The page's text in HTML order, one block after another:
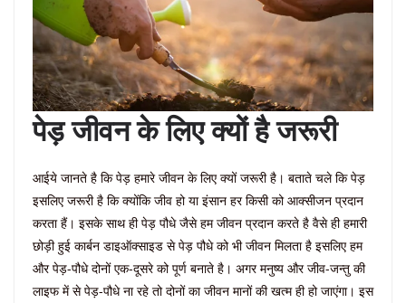
पेड़ जीवन के लिए क्यों है जरूरी
आईये जानते है कि पेड़ हमारे जीवन के लिए क्यों जरूरी है। बताते चले कि पेड़
इसलिए जरूरी है कि क्योंकि जीव हो या इंसान हर किसी को आक्सीजन प्रदान
करता हैं। इसके साथ ही पेड़ पौधे जैसे हम जीवन प्रदान करते है वैसे ही हमारी
छोड़ी हुई कार्बन डाइऑक्साइड से पेड़ पौधे को भी जीवन मिलता है इसलिए हम
और पेड़-पौधे दोनों एक-दूसरे को पूर्ण बनाते है। अगर मनुष्य और जीव-जन्तु की
लाइफ में से पेड़-पौधे ना रहे तो दोनों का जीवन मानों की खत्म ही हो जाएंगा। इस